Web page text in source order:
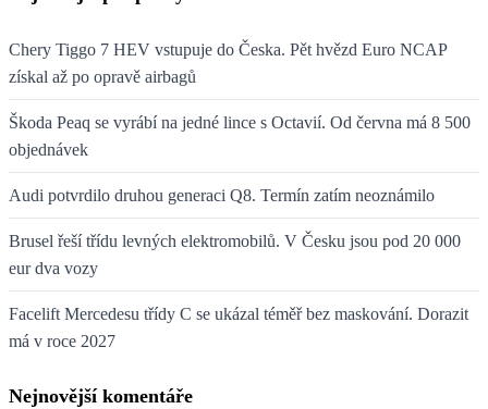
Chery Tiggo 7 HEV vstupuje do Česka. Pět hvězd Euro NCAP
získal až po opravě airbagů
Škoda Peaq se vyrábí na jedné lince s Octavií. Od června má 8 500
objednávek
Audi potvrdilo druhou generaci Q8. Termín zatím neoznámilo
Brusel řeší třídu levných elektromobilů. V Česku jsou pod 20 000
eur dva vozy
Facelift Mercedesu třídy C se ukázal téměř bez maskování. Dorazit
má v roce 2027
Nejnovější komentáře